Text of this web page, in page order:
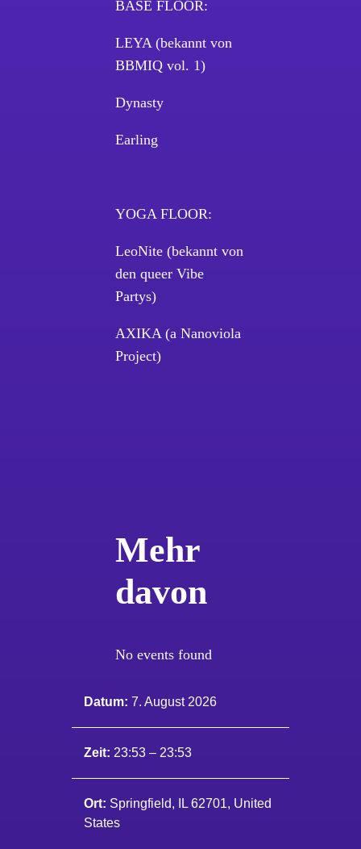
BASE FLOOR:
LEYA (bekannt von
BBMIQ vol. 1)
Dynasty
Earling
YOGA FLOOR:
LeoNite (bekannt von
den queer Vibe
Partys)
AXIKA (a Nanoviola
Project)
Mehr
davon
No events found
Datum: 7. August 2026
Zeit: 23:53 – 23:53
Ort: Springfield, IL 62701, United
States